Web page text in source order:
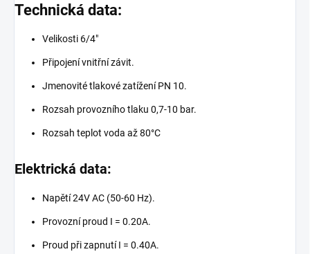
Technická data:
Velikosti 6/4"
Připojení vnitřní závit.
Jmenovité tlakové zatížení PN 10.
Rozsah provozního tlaku 0,7-10 bar.
Rozsah teplot voda až 80°C
Elektrická data:
Napětí 24V AC (50-60 Hz).
Provozní proud I = 0.20A.
Proud při zapnutí I = 0.40A.